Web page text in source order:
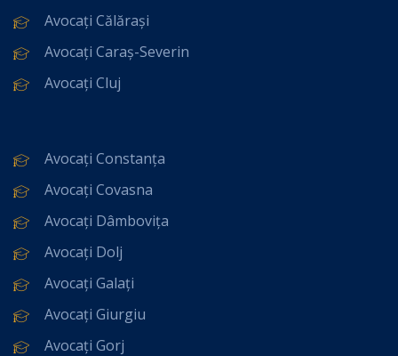
Avocați Călărași
Avocați Caraș-Severin
Avocați Cluj
Avocați Constanța
Avocați Covasna
Avocați Dâmbovița
Avocați Dolj
Avocați Galați
Avocați Giurgiu
Avocați Gorj